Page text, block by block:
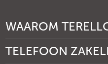
WAAROM
TELEFOON